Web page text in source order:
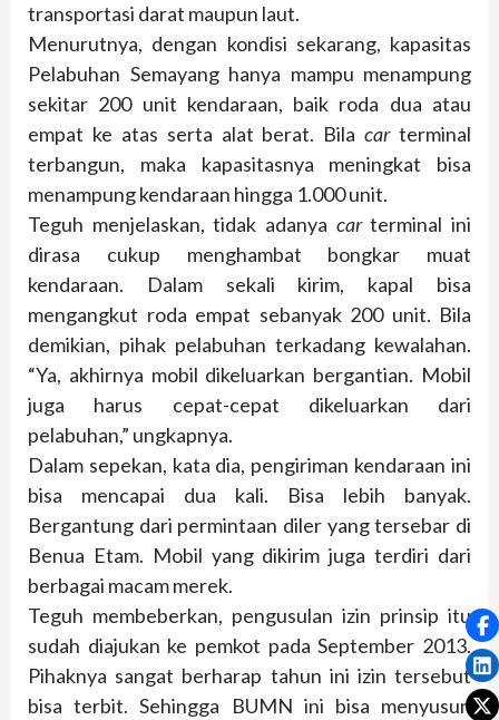
transportasi darat maupun laut.
Menurutnya, dengan kondisi sekarang, kapasitas
Pelabuhan Semayang hanya mampu menampung
sekitar 200 unit kendaraan, baik roda dua atau
empat ke atas serta alat berat. Bilacarterminal
terbangun, maka kapasitasnya meningkat bisa
menampung kendaraan hingga 1.000 unit.
Teguh menjelaskan, tidak adanya carterminal ini
dirasa cukup menghambat bongkar muat
kendaraan. Dalam sekali kirim, kapal bisa
mengangkut roda empat sebanyak 200 unit. Bila
demikian, pihak pelabuhan terkadang kewalahan.
“Ya, akhirnya mobil dikeluarkan bergantian. Mobil
juga harus cepat-cepat dikeluarkan dari
pelabuhan,” ungkapnya.
Dalam sepekan, kata dia, pengiriman kendaraan ini
bisa mencapai dua kali. Bisa lebih banyak.
Bergantung dari permintaan diler yang tersebar di
Benua Etam. Mobil yang dikirim juga terdiri dari
berbagai macam merek.
Teguh membeberkan, pengusulan izin prinsip itu
sudah diajukan ke pemkot pada September 2013.
Pihaknya sangat berharap tahun ini izin tersebut
bisa terbit. Sehingga BUMN ini bisa menyusun